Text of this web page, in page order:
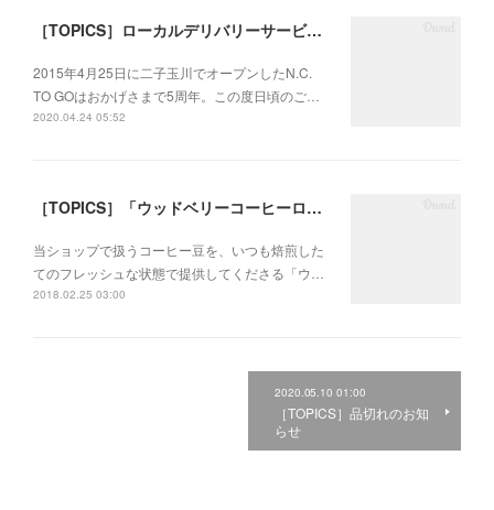
［TOPICS］ローカルデリバリーサービスのお知らせ
2015年4月25日に二子玉川でオープンしたN.C.
TO GOはおかげさまで5周年。この度日頃のご…
2020.04.24 05:52
［TOPICS］「ウッドベリーコーヒーロースターズ」で取り扱いスタート
当ショップで扱うコーヒー豆を、いつも焙煎した
てのフレッシュな状態で提供してくださる「ウ…
2018.02.25 03:00
2020.05.10 01:00
［TOPICS］品切れのお知
らせ